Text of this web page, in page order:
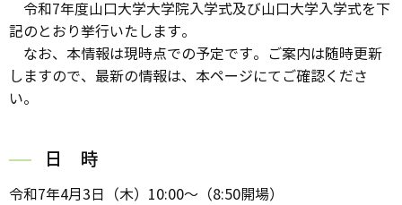
令和7年度山口大学大学院入学式及び山口大学入学式を下
記のとおり挙行いたします。
なお、本情報は現時点での予定です。ご案内は随時更新
しますので、最新の情報は、本ページにてご確認くださ
い。
日 時
令和7年4月3日（木）10:00～（8:50開場）